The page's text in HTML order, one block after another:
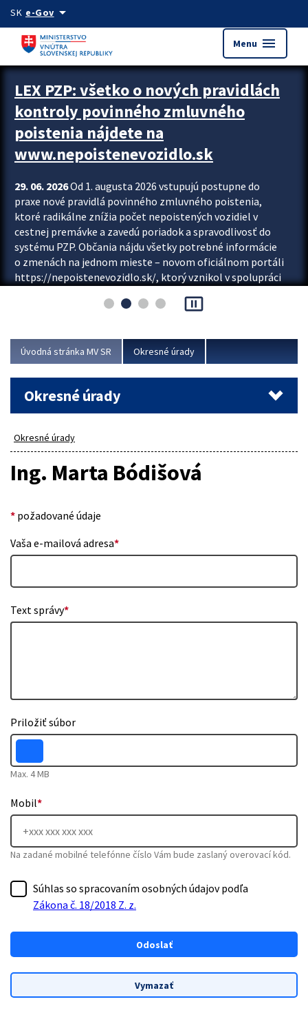
Preskocit na hlavný obsah
SK e-Govarrow_drop_down
Menu menu
Zastavit automatický posun upútavok
LEX PZP: všetko o nových pravidlách
kontroly povinného zmluvného
poistenia nájdete na
www.nepoistenevozidlo.sk
29. 06. 2026Od 1. augusta 2026 vstupujú postupne do
praxe nové pravidlá povinného zmluvného poistenia,
ktoré radikálne znížia počet nepoistených vozidiel v
cestnej premávke a zavedú poriadok a spravodlivosť do
systému PZP. Občania nájdu všetky potrebné informácie
o zmenách na jednom mieste – novom oficiálnom portáli
https://nepoistenevozidlo.sk/, ktorý vznikol v spolupráci
asociácie poisťovní (SLASPO) a Ministerstva vnútra SR.
Viac
pause_presentation
Úvodná stránka MV SR Okresné úrady
Okresné úrady
Okresné úrady
Ing. Marta Bódišová
* požadované údaje
Vaša e-mailová adresa*
Text správy*
Priložiť súbor
Max. 4 MB
Mobil*
Na zadané mobilné telefónne číslo Vám bude zaslaný overovací kód.
Súhlas so spracovaním osobných údajov podľa
Zákona č. 18/2018 Z. z.